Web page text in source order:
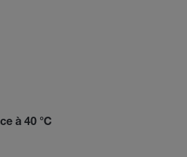
à 40 °C